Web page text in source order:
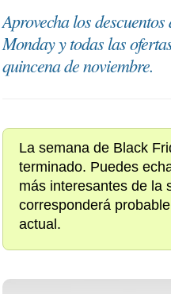
Aprovecha los
Monday y todas las
quincena de noviembre.
La semana de Black
terminado. Puedes
más interesantes de la
corresponderá
actual.